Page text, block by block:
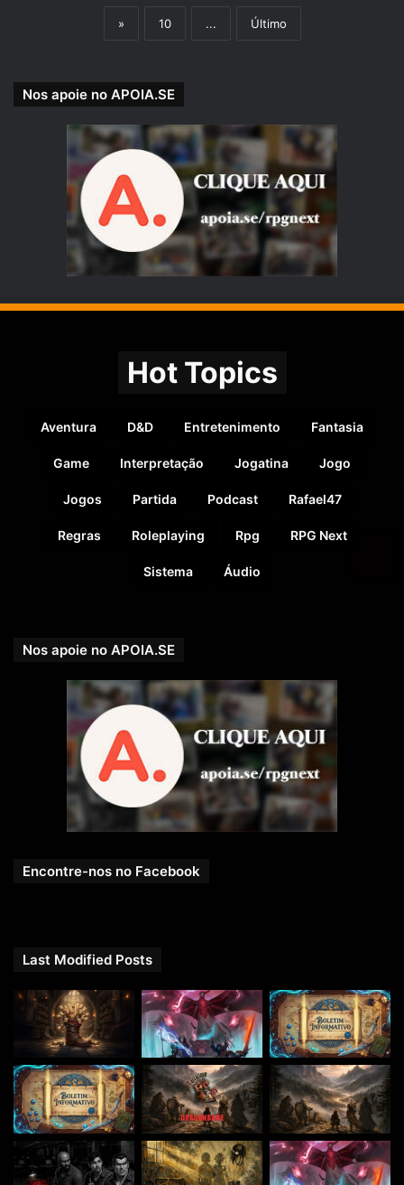
» 10 ... Último
Nos apoie no APOIA.SE
Hot Topics
Aventura D&D Entretenimento Fantasia
Game Interpretação Jogatina Jogo
Jogos Partida Podcast Rafael47
Regras Roleplaying Rpg RPG Next
Sistema Áudio
Nos apoie no APOIA.SE
Encontre-nos no Facebook
Last Modified Posts